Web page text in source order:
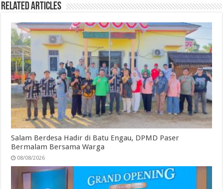
Related Articles
Salam Berdesa Hadir di Batu Engau, DPMD Paser
Bermalam Bersama Warga
08/08/2026